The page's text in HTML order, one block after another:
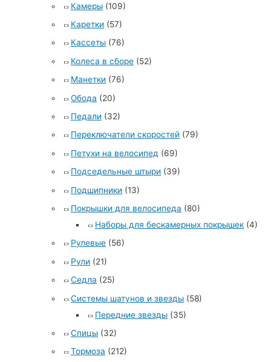
Камеры (109)
Каретки (57)
Кассеты (76)
Колеса в сборе (52)
Манетки (76)
Обода (20)
Педали (32)
Переключатели скоростей (79)
Петухи на велосипед (69)
Подседельные штыри (39)
Подшипники (13)
Покрышки для велосипеда (80)
Наборы для бескамерных покрышек (4)
Рулевые (56)
Рули (21)
Седла (25)
Системы шатунов и звезды (58)
Передние звезды (35)
Спицы (32)
Тормоза (212)